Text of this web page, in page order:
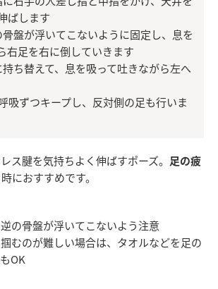
ばします
骨盤が浮いてこないように固定し、息を
右足を右に倒していきます
持ち替えて、息を吸って吐きながら左へ
吸ずつキープし、反対側の足も行いま
ス腱を気持ちよく伸ばすポーズ。 足の疲
におすすめです。
の骨盤が浮いてこないよう注意
むのが難しい場合は、タオルなどを足の
OK